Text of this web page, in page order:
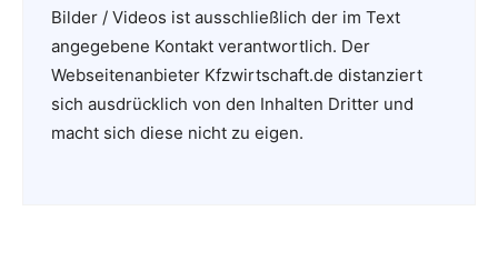
Bilder / Videos ist ausschließlich der im Text
angegebene Kontakt verantwortlich. Der
Webseitenanbieter Kfzwirtschaft.de distanziert
sich ausdrücklich von den Inhalten Dritter und
macht sich diese nicht zu eigen.